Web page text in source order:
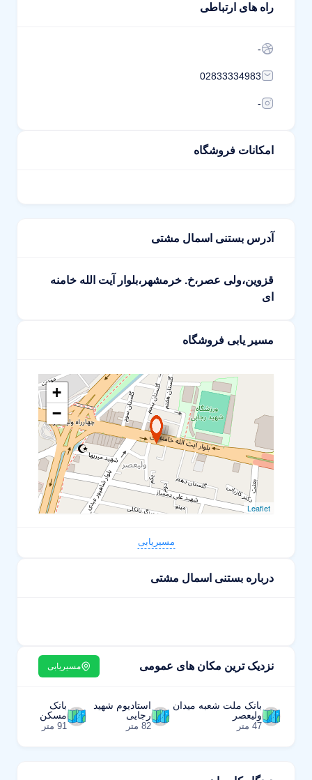
راه های ارتباطی
-
02833334983
-
امکانات فروشگاه
آدرس بستنی اسمال مشتی
قزوین،ولی عصر،خ. خرمشهر،بلوار آیت الله خامنه
ای
مسیر یابی فروشگاه
+
−
Leaflet
مسیریابی
درباره بستنی اسمال مشتی
نزدیک ترین مکان های عمومی مسیریابی
بانک ملت شعبه میدان
ولیعصر
47 متر
استادیوم شهید
رجایی
82 متر
بانک
مسکن
91 متر